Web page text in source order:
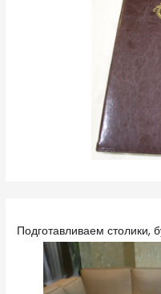
Подготавливаем столики,